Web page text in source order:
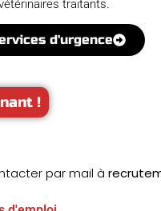
traitants.
d'urgence
!
par mail à